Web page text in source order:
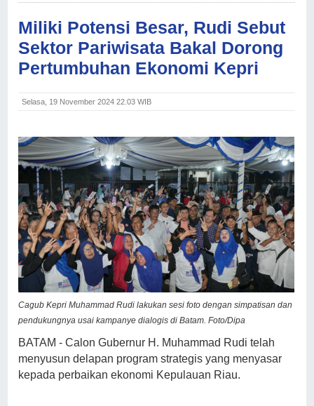
Miliki Potensi Besar, Rudi Sebut
Sektor Pariwisata Bakal Dorong
Pertumbuhan Ekonomi Kepri
Selasa, 19 November 2024 22.03 WIB
Cagub Kepri Muhammad Rudi lakukan sesi foto dengan simpatisan dan
pendukungnya usai kampanye dialogis di Batam. Foto/Dipa
BATAM - Calon Gubernur H. Muhammad Rudi telah
menyusun delapan program strategis yang menyasar
kepada perbaikan ekonomi Kepulauan Riau.